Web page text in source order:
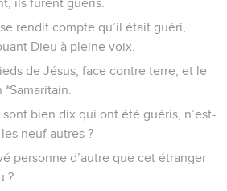
ils furent guéris.
rendit compte qu’il était guéri,
Dieu à pleine voix.
de Jésus, face contre terre, et le
bien dix qui ont été guéris, n’est-
neuf autres ?
personne d’autre que cet étranger
?